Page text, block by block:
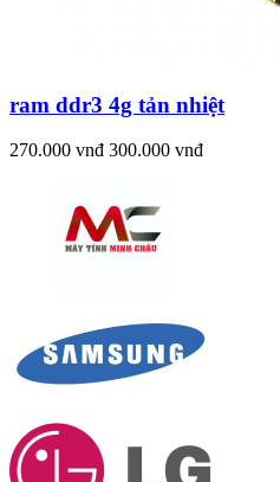
ram ddr3 4g tản nhiệt
270.000 vnđ 300.000 vnđ